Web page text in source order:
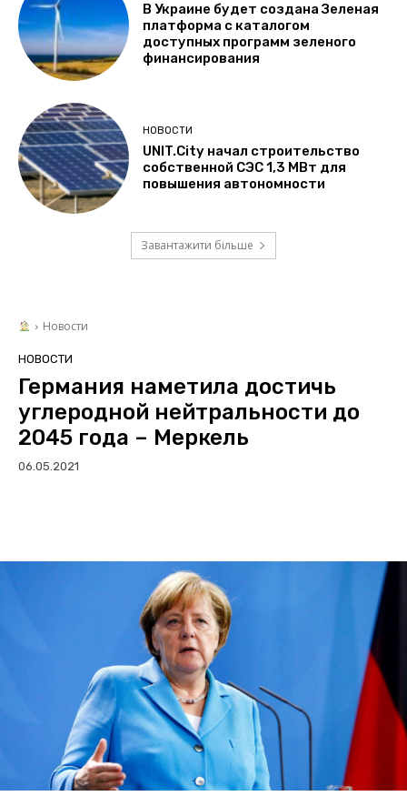
В Украине будет создана Зеленая
платформа с каталогом
доступных программ зеленого
финансирования
НОВОСТИ
UNIT.City начал строительство
собственной СЭС 1,3 МВт для
повышения автономности
Завантажити більше